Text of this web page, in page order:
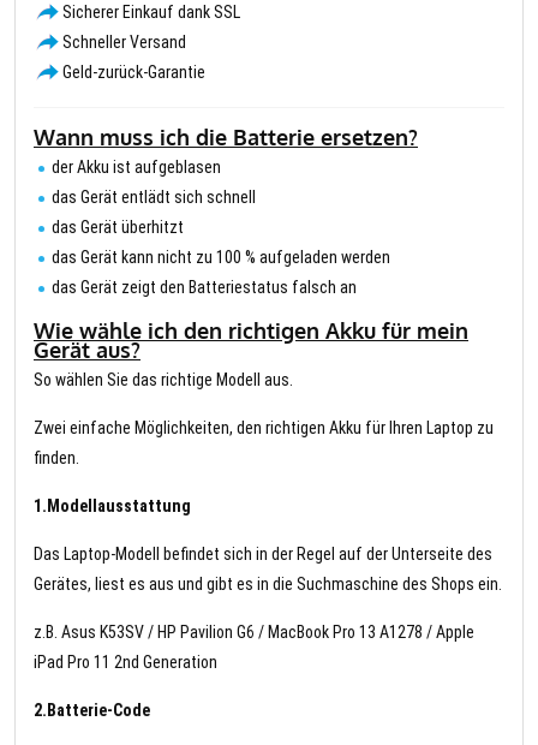
Sicherer Einkauf dank SSL
Schneller Versand
Geld-zurück-Garantie
Wann muss ich die Batterie ersetzen?
der Akku ist aufgeblasen
das Gerät entlädt sich schnell
das Gerät überhitzt
das Gerät kann nicht zu 100 % aufgeladen werden
das Gerät zeigt den Batteriestatus falsch an
Wie wähle ich den richtigen Akku für mein
Gerät aus?
So wählen Sie das richtige Modell aus.
Zwei einfache Möglichkeiten, den richtigen Akku für Ihren Laptop zu
finden.
1.Modellausstattung
Das Laptop-Modell befindet sich in der Regel auf der Unterseite des
Gerätes, liest es aus und gibt es in die Suchmaschine des Shops ein.
z.B. Asus K53SV / HP Pavilion G6 / MacBook Pro 13 A1278 / Apple
iPad Pro 11 2nd Generation
2.Batterie-Code